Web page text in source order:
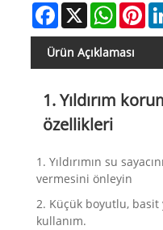
Facebook
X
Ürün Açıklaması
1. Yıldırım
özellikleri
1. Yıldırımın su
vermesini önleyin
2. Küçük boyutlu, basit
kullanım.